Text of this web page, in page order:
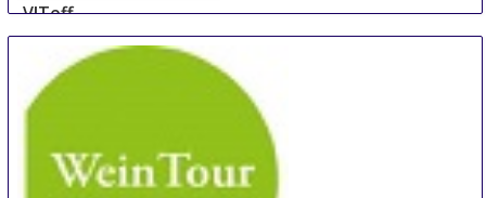
VITeff
19 Oct-22 Oct
Epernay
France